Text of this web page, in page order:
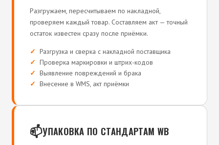
Разгружаем, пересчитываем по накладной,
проверяем каждый товар. Составляем акт — точный
остаток известен сразу после приёмки.
Разгрузка и сверка с накладной поставщика
Проверка маркировки и штрих-кодов
Выявление повреждений и брака
Внесение в WMS, акт приёмки
📫УПАКОВКА ПО СТАНДАРТАМ WB